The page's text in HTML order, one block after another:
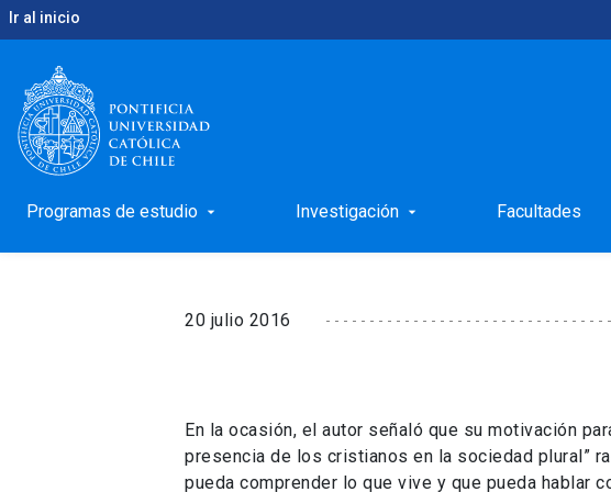
Ir al inicio
Programas de estudio arrow_drop_down Investigación arrow_drop_down Facultades
Inicio
Rector de la Universidad
la UC
20 julio 2016
En la ocasión, el autor señaló que su motivación
presencia de los cristianos en la sociedad plural”
pueda comprender lo que vive y que pueda hablar